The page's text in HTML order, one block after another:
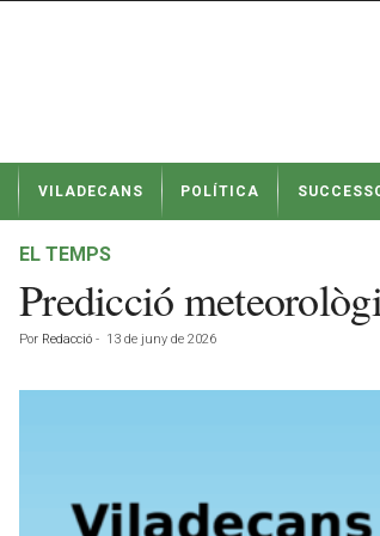
t
VILADECANS POLÍTICA
EL TEMPS
Predicció
Por Redacció - 13 de juny de 2026